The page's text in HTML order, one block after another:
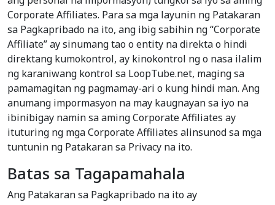
Corporate Affiliates. Para sa mga layunin ng Patakaran
sa Pagkapribado na ito, ang ibig sabihin ng “Corporate
Affiliate” ay sinumang tao o entity na direkta o hindi
direktang kumokontrol, ay kinokontrol ng o nasa ilalim
ng karaniwang kontrol sa LoopTube.net, maging sa
pamamagitan ng pagmamay-ari o kung hindi man. Ang
anumang impormasyon na may kaugnayan sa iyo na
ibinibigay namin sa aming Corporate Affiliates ay
ituturing ng mga Corporate Affiliates alinsunod sa mga
tuntunin ng Patakaran sa Privacy na ito.
Batas sa Tagapamahala
Ang Patakaran sa Pagkapribado na ito ay